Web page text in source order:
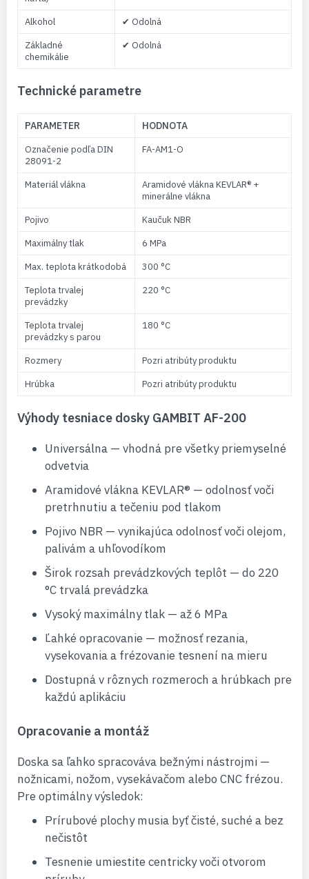
Alkohol
✔ Odolná
Základné
chemikálie
✔ Odolná
Technické parametre
PARAMETER HODNOTA
Označenie podľa DIN
28091-2
FA-AM1-O
Materiál vlákna
Aramidové vlákna KEVLAR® +
minerálne vlákna
Pojivo
Kaučuk NBR
Maximálny tlak
6 MPa
Max. teplota krátkodobá
300 °C
Teplota trvalej
prevádzky
220 °C
Teplota trvalej
prevádzky s parou
180 °C
Rozmery
Pozri atribúty produktu
Hrúbka
Pozri atribúty produktu
Výhody tesniace dosky GAMBIT AF-200
Universálna — vhodná pre všetky priemyselné
odvetvia
Aramidové vlákna KEVLAR® — odolnosť voči
pretrhnutiu a tečeniu pod tlakom
Pojivo NBR — vynikajúca odolnosť voči olejom,
palivám a uhľovodíkom
Širok rozsah prevádzkových teplôt — do 220
°C trvalá prevádzka
Vysoký maximálny tlak — až 6 MPa
Ľahké opracovanie — možnosť rezania,
vysekovania a frézovanie tesnení na mieru
Dostupná v rôznych rozmeroch a hrúbkach pre
každú aplikáciu
Opracovanie a montáž
Doska sa ľahko spracováva bežnými nástrojmi —
nožnicami, nožom, vysekávačom alebo CNC frézou.
Pre optimálny výsledok:
Prírubové plochy musia byť čisté, suché a bez
nečistôt
Tesnenie umiestite centricky voči otvorom